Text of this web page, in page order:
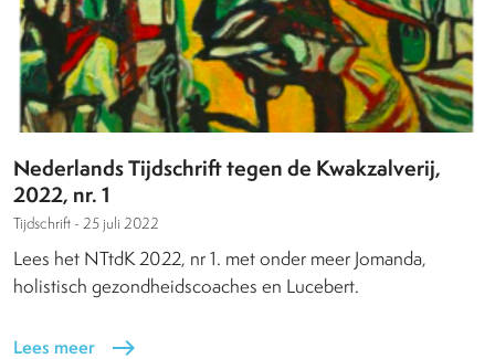
Nederlands Tijdschrift tegen de Kwakzalverij,
2022, nr. 1
Tijdschrift - 25 juli 2022
Lees het NTtdK 2022, nr 1. met onder meer Jomanda,
holistisch gezondheidscoaches en Lucebert.
Lees meer east